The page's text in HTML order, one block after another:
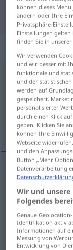
unabänderlich adj
Übersicht
(Für mehr Details
invariable,
invariable
irrévocable
inévitable
können dieses
ändern oder Ihre
Privatsphäre-
Einstellungen
finden Sie in
Wir verwenden
und wir besser mit
funktionale und
und der
werden auf
gespeichert.
personalisierter
durch einen Klick
geben. Klicken Sie
können Ihre
Webseite
und den
Button „Mehr
Datenverarbeitung
Wir und
Folgendes
Genaue
Identifikation aktiv
Informationen auf
Messung von
Entwicklung von